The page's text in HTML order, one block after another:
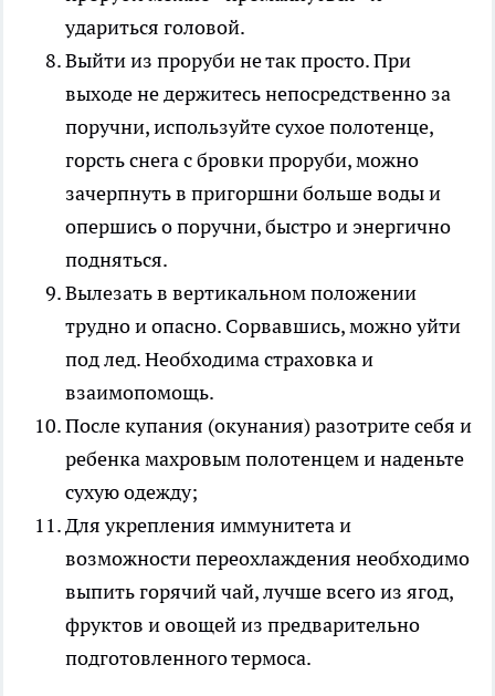
удариться головой.
Выйти из проруби не так просто. При
выходе не держитесь непосредственно за
поручни, используйте сухое полотенце,
горсть снега с бровки проруби, можно
зачерпнуть в пригоршни больше воды и
опершись о поручни, быстро и энергично
подняться.
Вылезать в вертикальном положении
трудно и опасно. Сорвавшись, можно уйти
под лед. Необходима страховка и
взаимопомощь.
После купания (окунания) разотрите себя и
ребенка махровым полотенцем и наденьте
сухую одежду;
Для укрепления иммунитета и
возможности переохлаждения необходимо
выпить горячий чай, лучше всего из ягод,
фруктов и овощей из предварительно
подготовленного термоса.